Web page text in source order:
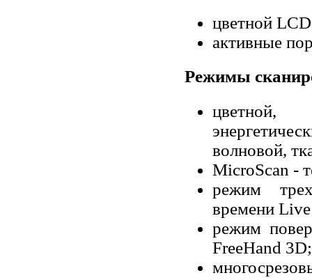
цветной
активные
Режимы
цветной,
волновой,
MicroScan -
режим
времени
режим
FreeHand 3D;